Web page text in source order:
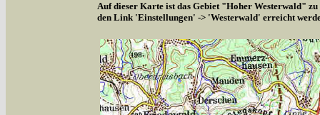
Auf dieser Karte ist das Gebiet "Hoher Westerwald"
den Link 'Einstellungen' -> 'Westerwald' erreicht